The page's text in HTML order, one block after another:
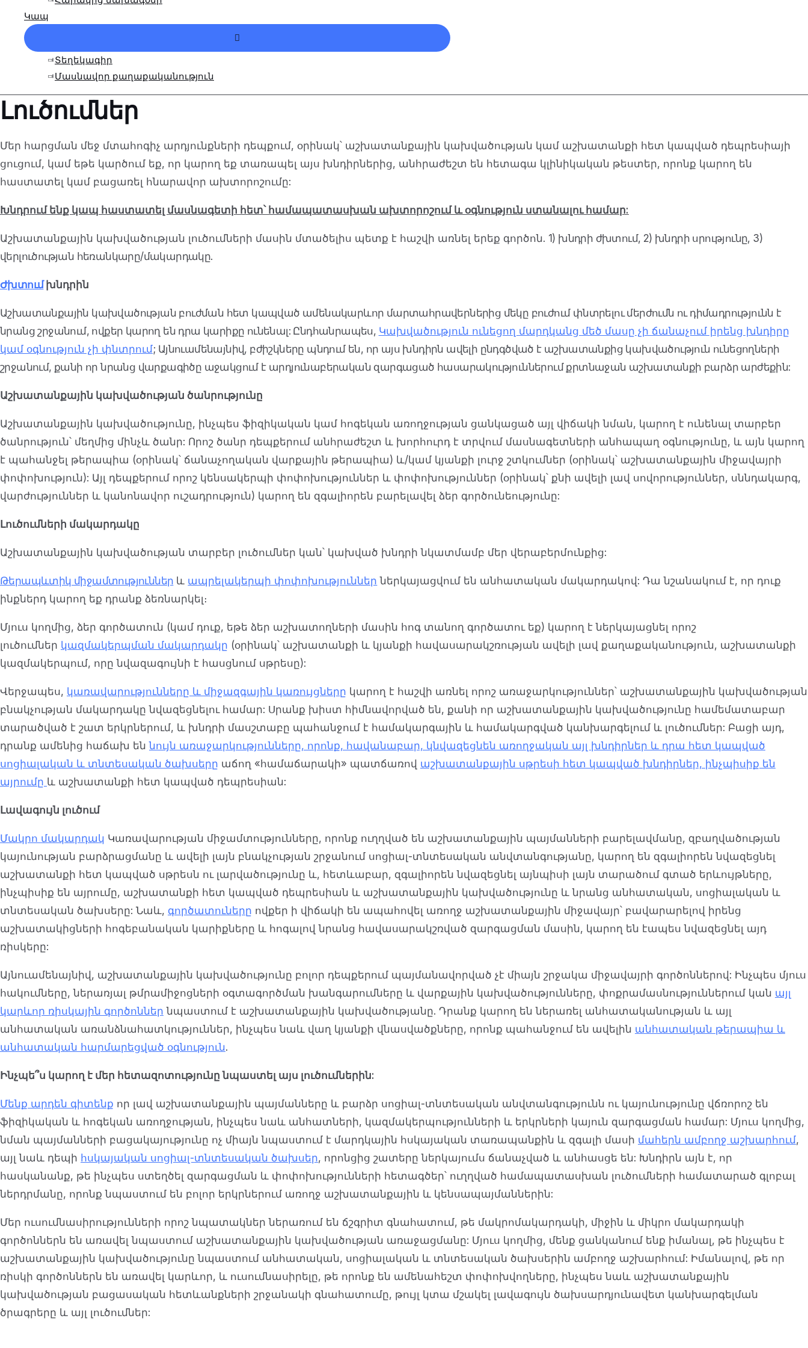
Կապ
Տեղեկագիր
Մասնավոր քաղաքականություն
Լուծումներ
Մեր հարցման մեջ մտահոգիչ արդյունքների դեպքում, օրինակ՝ աշխատանքային կախվածության կամ աշխատանքի հետ կապված դեպրեսիայի
ցուցում, կամ եթե կարծում եք, որ կարող եք տառապել այս խնդիրներից, անհրաժեշտ են հետագա կլինիկական թեստեր, որոնք կարող են
հաստատել կամ բացառել հնարավոր ախտորոշումը:
Խնդրում ենք կապ հաստատել մասնագետի հետ՝ համապատասխան ախտորոշում և օգնություն ստանալու համար:
Աշխատանքային կախվածության լուծումների մասին մտածելիս պետք է հաշվի առնել երեք գործոն. 1) խնդրի ժխտում, 2) խնդրի սրությունը, 3)
վերլուծության հեռանկարը/մակարդակը.
Ժխտումխնդրին
Աշխատանքային կախվածության բուժման հետ կապված ամենակարևոր մարտահրավերներից մեկը բուժում փնտրելու մերժումն ու դիմադրությունն է
նրանց շրջանում, ովքեր կարող են դրա կարիքը ունենալ: Ընդհանրապես, Կախվածություն ունեցող մարդկանց մեծ մասը չի ճանաչում իրենց խնդիրը
կամ օգնություն չի փնտրում; Այնուամենայնիվ, բժիշկները պնդում են, որ այս խնդիրն ավելի ընդգծված է աշխատանքից կախվածություն ունեցողների
շրջանում, քանի որ նրանց վարքագիծը աջակցում է արդյունաբերական զարգացած հասարակություններում քրտնաջան աշխատանքի բարձր արժեքին:
Աշխատանքային կախվածության ծանրությունը
Աշխատանքային կախվածությունը, ինչպես ֆիզիկական կամ հոգեկան առողջության ցանկացած այլ վիճակի նման, կարող է ունենալ տարբեր
ծանրություն՝ մեղմից մինչև ծանր: Որոշ ծանր դեպքերում անհրաժեշտ և խորհուրդ է տրվում մասնագետների անհապաղ օգնությունը, և այն կարող
է պահանջել թերապիա (օրինակ՝ ճանաչողական վարքային թերապիա) և/կամ կյանքի լուրջ շտկումներ (օրինակ՝ աշխատանքային միջավայրի
փոփոխություն): Այլ դեպքերում որոշ կենսակերպի փոփոխություններ և փոփոխություններ (օրինակ՝ քնի ավելի լավ սովորություններ, սննդակարգ,
վարժություններ և կանոնավոր ուշադրություն) կարող են զգալիորեն բարելավել ձեր գործունեությունը:
Լուծումների մակարդակը
Աշխատանքային կախվածության տարբեր լուծումներ կան՝ կախված խնդրի նկատմամբ մեր վերաբերմունքից:
Թերապևտիկ միջամտություններ և ապրելակերպի փոփոխություններ ներկայացվում են անհատական մակարդակով: Դա նշանակում է, որ դուք
ինքներդ կարող եք դրանք ձեռնարկել։
Մյուս կողմից, ձեր գործատուն (կամ դուք, եթե ձեր աշխատողների մասին հոգ տանող գործատու եք) կարող է ներկայացնել որոշ
լուծումներ կազմակերպման մակարդակը (օրինակ՝ աշխատանքի և կյանքի հավասարակշռության ավելի լավ քաղաքականություն, աշխատանքի
կազմակերպում, որը նվազագույնի է հասցնում սթրեսը):
Վերջապես, կառավարությունները և միջազգային կառույցները կարող է հաշվի առնել որոշ առաջարկություններ՝ աշխատանքային կախվածության
բնակչության մակարդակը նվազեցնելու համար: Սրանք խիստ հիմնավորված են, քանի որ աշխատանքային կախվածությունը համեմատաբար
տարածված է շատ երկրներում, և խնդրի մասշտաբը պահանջում է համակարգային և համակարգված կանխարգելում և լուծումներ: Բացի այդ,
դրանք ամենից հաճախ եննույն առաջարկությունները, որոնք, հավանաբար, կնվազեցնեն առողջական այլ խնդիրներ և դրա հետ կապված
սոցիալական և տնտեսական ծախսերը աճող «համաճարակի» պատճառով աշխատանքային սթրեսի հետ կապված խնդիրներ, ինչպիսիք են
այրումը և աշխատանքի հետ կապված դեպրեսիան:
Լավագույն լուծում
Մակրո մակարդակ Կառավարության միջամտությունները, որոնք ուղղված են աշխատանքային պայմանների բարելավմանը, զբաղվածության
կայունության բարձրացմանը և ավելի լայն բնակչության շրջանում սոցիալ-տնտեսական անվտանգությանը, կարող են զգալիորեն նվազեցնել
աշխատանքի հետ կապված սթրեսն ու լարվածությունը և, հետևաբար, զգալիորեն նվազեցնել այնպիսի լայն տարածում գտած երևույթները,
ինչպիսիք են այրումը, աշխատանքի հետ կապված դեպրեսիան և աշխատանքային կախվածությունը և նրանց անհատական, սոցիալական և
տնտեսական ծախսերը: Նաև, գործատուները ովքեր ի վիճակի են ապահովել առողջ աշխատանքային միջավայր՝ բավարարելով իրենց
աշխատակիցների հոգեբանական կարիքները և հոգալով նրանց հավասարակշռված զարգացման մասին, կարող են էապես նվազեցնել այդ
ռիսկերը:
Այնուամենայնիվ, աշխատանքային կախվածությունը բոլոր դեպքերում պայմանավորված չէ միայն շրջակա միջավայրի գործոններով: Ինչպես մյուս
հակումները, ներառյալ թմրամիջոցների օգտագործման խանգարումները և վարքային կախվածությունները, փոքրամասնություններում կան այլ
կարևոր ռիսկային գործոններ նպաստում է աշխատանքային կախվածությանը. Դրանք կարող են ներառել անհատականության և այլ
անհատական առանձնահատկություններ, ինչպես նաև վաղ կյանքի վնասվածքները, որոնք պահանջում են ավելին անհատական թերապիա և
անհատական հարմարեցված օգնություն.
Ինչպե՞ս կարող է մեր հետազոտությունը նպաստել այս լուծումներին:
Մենք արդեն գիտենք որ լավ աշխատանքային պայմանները և բարձր սոցիալ-տնտեսական անվտանգությունն ու կայունությունը վճռորոշ են
ֆիզիկական և հոգեկան առողջության, ինչպես նաև անհատների, կազմակերպությունների և երկրների կայուն զարգացման համար: Մյուս կողմից,
նման պայմանների բացակայությունը ոչ միայն նպաստում է մարդկային հսկայական տառապանքին և զգալի մասի մահերն ամբողջ աշխարհում,
այլ նաև դեպի հսկայական սոցիալ-տնտեսական ծախսեր, որոնցից շատերը ներկայումս ճանաչված և անհասցե են: Խնդիրն այն է, որ
հասկանանք, թե ինչպես ստեղծել զարգացման և փոփոխությունների հետագծեր՝ ուղղված համապատասխան լուծումների համատարած գլոբալ
ներդրմանը, որոնք նպաստում են բոլոր երկրներում առողջ աշխատանքային և կենսապայմաններին:
Մեր ուսումնասիրությունների որոշ նպատակներ ներառում են ճշգրիտ գնահատում, թե մակրոմակարդակի, միջին և միկրո մակարդակի
գործոններն են առավել նպաստում աշխատանքային կախվածության առաջացմանը: Մյուս կողմից, մենք ցանկանում ենք իմանալ, թե ինչպես է
աշխատանքային կախվածությունը նպաստում անհատական, սոցիալական և տնտեսական ծախսերին ամբողջ աշխարհում: Իմանալով, թե որ
ռիսկի գործոններն են առավել կարևոր, և ուսումնասիրելը, թե որոնք են ամենահեշտ փոփոխվողները, ինչպես նաև աշխատանքային
կախվածության բացասական հետևանքների շրջանակի գնահատումը, թույլ կտա մշակել լավագույն ծախսարդյունավետ կանխարգելման
ծրագրերը և այլ լուծումներ: